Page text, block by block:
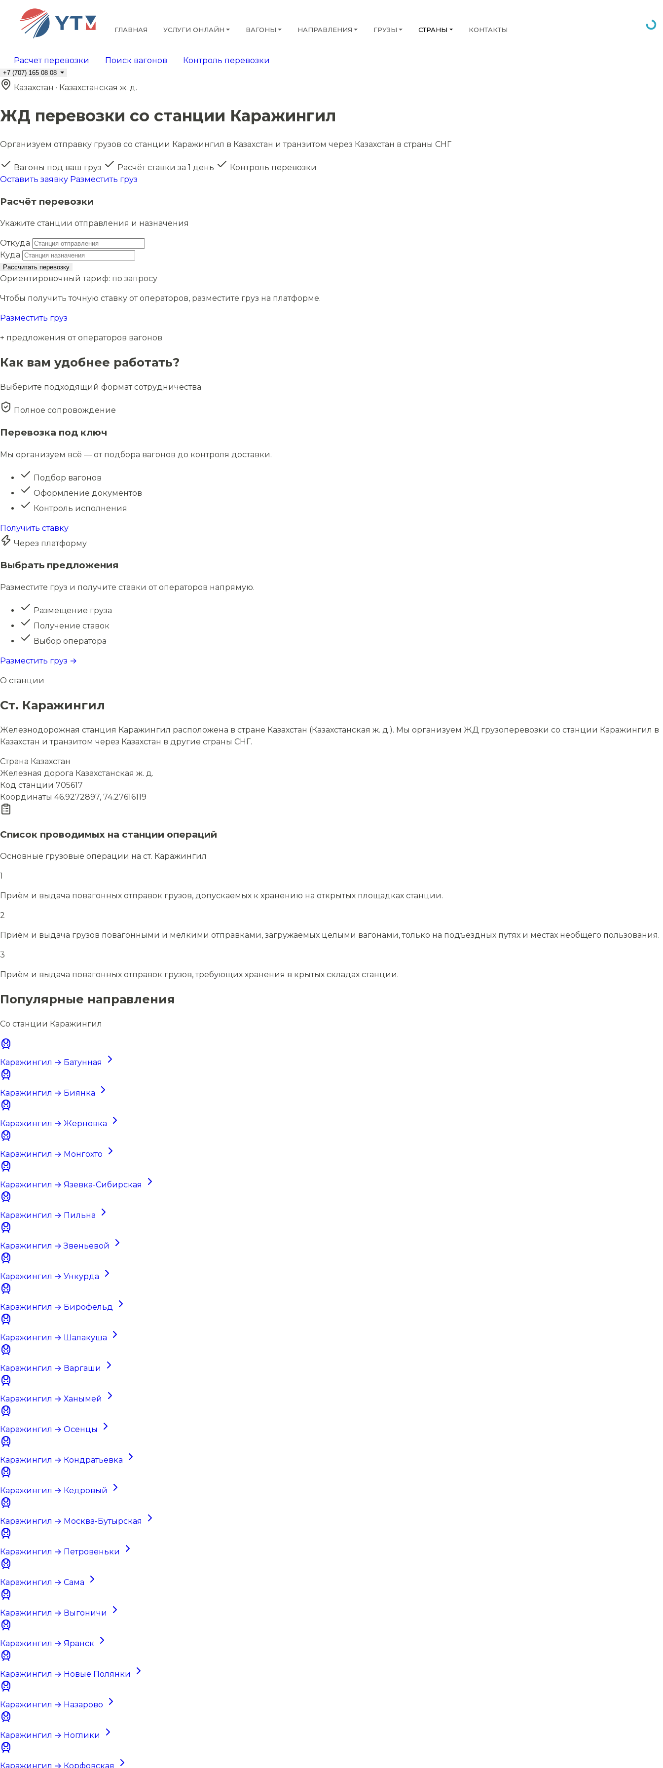
ГЛАВНАЯ УСЛУГИ ОНЛАЙН ВАГОНЫ НАПРАВЛЕНИЯ ГРУЗЫ СТРАНЫ КОНТАКТЫ
Расчет перевозки Поиск вагонов Контроль перевозки
+7 (707) 165 08 08
Казахстан · Казахстанская ж. д.
ЖД перевозки со станции Каражингил
Организуем отправку грузов со станции Каражингил в Казахстан и транзитом через Казахстан в страны СНГ
Вагоны под ваш груз Расчёт ставки за 1 день
Контроль перевозки
Оставить заявку Разместить груз
Расчёт перевозки
Укажите станции отправления и назначения
Откуда
Куда
Рассчитать перевозку
Ориентировочный тариф: по запросу
Чтобы получить точную ставку от операторов, разместите груз на платформе.
Разместить груз
+ предложения от операторов вагонов
Как вам удобнее работать?
Выберите подходящий формат сотрудничества
Полное сопровождение
Перевозка под ключ
Мы организуем всё — от подбора вагонов до контроля доставки.
Подбор вагонов
Оформление документов
Контроль исполнения
Получить ставку
Через платформу
Выбрать предложения
Разместите груз и получите ставки от операторов напрямую.
Размещение груза
Получение ставок
Выбор оператора
Разместить груз →
О станции
Ст. Каражингил
Железнодорожная станция Каражингил расположена в стране Казахстан (Казахстанская ж. д.). Мы организуем ЖД грузоперевозки со станции Каражингил в
Казахстан и транзитом через Казахстан в другие страны СНГ.
Страна Казахстан
Железная дорога Казахстанская ж. д.
Код станции 705617
Координаты 46.9272897, 74.27616119
Список проводимых на станции операций
Основные грузовые операции на ст. Каражингил
1
Приём и выдача повагонных отправок грузов, допускаемых к хранению на открытых площадках станции.
2
Приём и выдача грузов повагонными и мелкими отправками, загружаемых целыми вагонами, только на подъездных путях и местах необщего пользования.
3
Приём и выдача повагонных отправок грузов, требующих хранения в крытых складах станции.
Популярные направления
Со станции Каражингил
Каражингил → Батунная
Каражингил → Биянка
Каражингил → Жерновка
Каражингил → Монгохто
Каражингил → Язевка-Сибирская
Каражингил → Пильна
Каражингил → Звеньевой
Каражингил → Ункурда
Каражингил → Бирофельд
Каражингил → Шалакуша
Каражингил → Варгаши
Каражингил → Ханымей
Каражингил → Осенцы
Каражингил → Кондратьевка
Каражингил → Кедровый
Каражингил → Москва-Бутырская
Каражингил → Петровеньки
Каражингил → Сама
Каражингил → Выгоничи
Каражингил → Яранск
Каражингил → Новые Полянки
Каражингил → Назарово
Каражингил → Ноглики
Каражингил → Корфовская